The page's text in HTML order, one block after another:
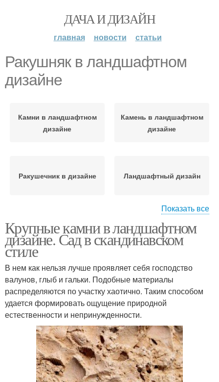
ДАЧА И ДИЗАЙН
главная новости статьи
Ракушняк в ландшафтном
дизайне
Камни в ландшафтном
дизайне
Камень в ландшафтном
дизайне
Ракушечник в дизайне Ландшафтный дизайн
Дизайн из камней
Показать все
Крупные камни в ландшафтном
дизайне. Сад в скандинавском
стиле
В нем как нельзя лучше проявляет себя господство
валунов, глыб и гальки. Подобные материалы
распределяются по участку хаотично. Таким способом
удается формировать ощущение природной
естественности и непринужденности.